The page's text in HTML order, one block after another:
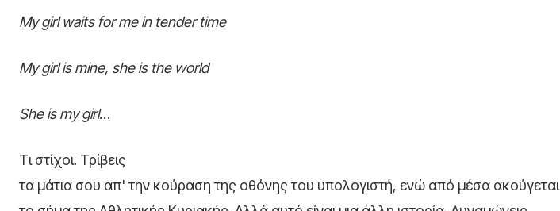
My girl waits for me in tender time
My girl is mine, she is the world
She is my girl…
Τι στίχοι. Τρίβεις
τα μάτια σου απ' την κούραση της οθόνης του υπολογιστή, ενώ από μέσα ακούγεται